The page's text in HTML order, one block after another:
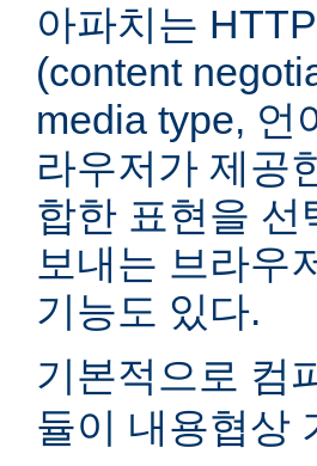
아파치는
(content
media type, 언
라우저가 제공
합한 표현을
보내는 브라우
기능도 있다.
기본적으로 컴
듈이 내용협상